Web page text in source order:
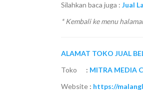
Silahkan baca juga : Jual
* Kembali ke menu
ALAMAT TOKO JUAL
Toko : MITRA MEDIA
Website : https://